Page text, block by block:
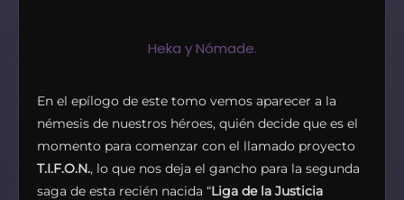
Heka y Nómade.
En el epílogo de este tomo vemos aparecer a la
némesis de nuestros héroes, quién decide que es el
momento para comenzar con el llamado proyecto
T.I.F.O.N., lo que nos deja el gancho para la segunda
saga de esta recién nacida “Liga de la Justicia